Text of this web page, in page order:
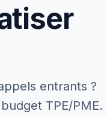
entrants ?
TPE/PME.